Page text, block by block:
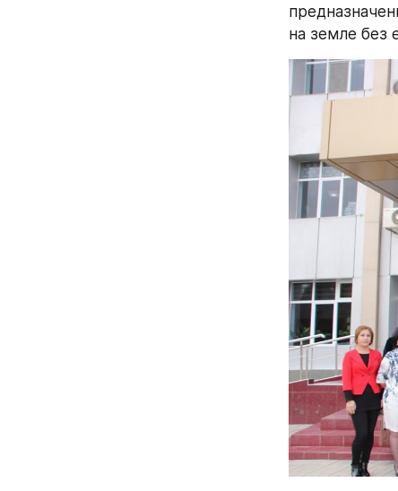
на земле без